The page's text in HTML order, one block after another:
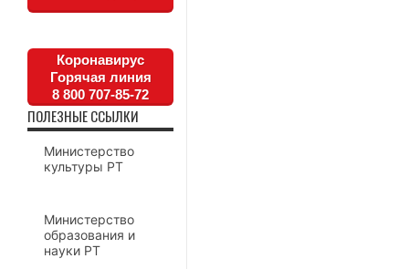
Коронавирус
Горячая линия
8 800 707-85-72
ПОЛЕЗНЫЕ ССЫЛКИ
Министерство
культуры РТ
Министерство
образования и
науки РТ